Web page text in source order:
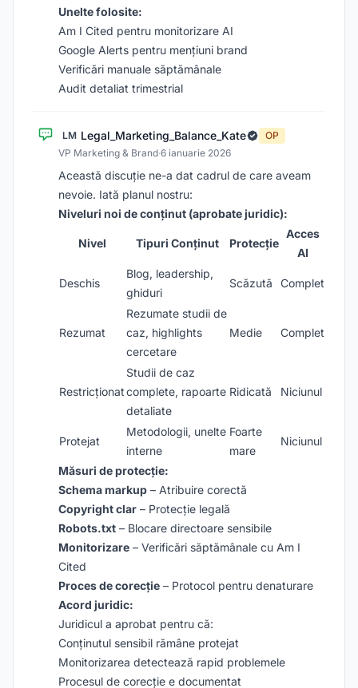
Unelte folosite:
Am I Cited pentru monitorizare AI
Google Alerts pentru mențiuni brand
Verificări manuale săptămânale
Audit detaliat trimestrial
LM Legal_Marketing_Balance_Kate
OP
VP Marketing & Brand·6 ianuarie 2026
Această discuție ne-a dat cadrul de care aveam
nevoie. Iată planul nostru:
Niveluri noi de conținut (aprobate juridic):
Nivel Tipuri Conținut Protecție
Acces
AI
Deschis
Blog, leadership,
ghiduri
Scăzută Complet
Rezumat
Rezumate studii de
caz, highlights
cercetare
Medie Complet
Restricționat
Studii de caz
complete, rapoarte
detaliate
Ridicată Niciunul
Protejat
Metodologii, unelte
interne
Foarte
mare
Niciunul
Măsuri de protecție:
Schema markup – Atribuire corectă
Copyright clar – Protecție legală
Robots.txt – Blocare directoare sensibile
Monitorizare – Verificări săptămânale cu Am I
Cited
Proces de corecție – Protocol pentru denaturare
Acord juridic:
Juridicul a aprobat pentru că:
Conținutul sensibil rămâne protejat
Monitorizarea detectează rapid problemele
Procesul de corecție e documentat